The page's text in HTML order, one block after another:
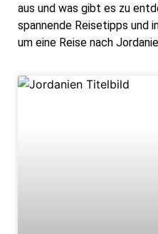
aus und was gibt es zu
spannende Reisetipps und
um eine Reise nach